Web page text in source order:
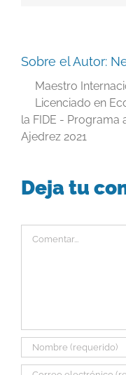
Sobre el Autor:
Maestro
Licenciado en
la FIDE - Programa
Ajedrez 2021
Deja tu